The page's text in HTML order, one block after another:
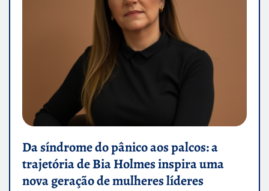
Da síndrome do pânico aos palcos: a
trajetória de Bia Holmes inspira uma
nova geração de mulheres líderes